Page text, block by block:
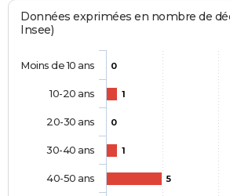
Données exprimées en nombre de
Insee)
0
1
0
1
5
Moins de 10 ans
10-20 ans
20-30 ans
30-40 ans
40-50 ans